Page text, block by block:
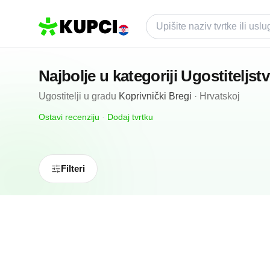
Najbolje u kategoriji
Ugostitelji u gradu Koprivnički Bregi · Hrvatskoj
Ostavi recenziju · Dodaj tvrtku
Filteri